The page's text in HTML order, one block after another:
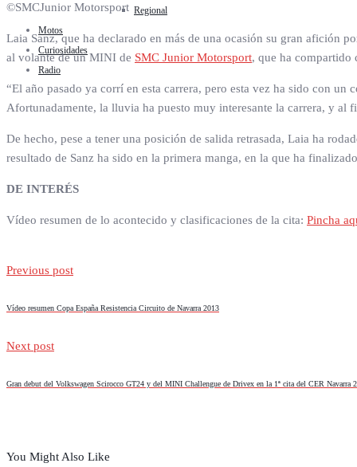
Regional
Motos
Curiosidades
Radio
©SMCJunior Motorsport
Laia Sanz, que ha declarado en más de una ocasión su gran afición
al volante de un MINI de SMC Junior Motorsport, que ha compartido
“El año pasado ya corrí en esta carrera, pero esta vez ha sido con
Afortunadamente, la lluvia ha puesto muy interesante la carrera, y al
De hecho, pese a tener una posición de salida retrasada, Laia ha
resultado de Sanz ha sido en la primera manga, en la que ha
DE INTERÉS
Vídeo resumen de lo acontecido y clasificaciones de la cita: Pincha
Previous post
Vídeo resumen Copa España Resistencia Circuito de Navarra 2013
Next post
Gran debut del Volkswagen Scirocco GT24 y del MINI Challengue de Drivex en la 1ª cita del CER Navarra
You Might Also Like